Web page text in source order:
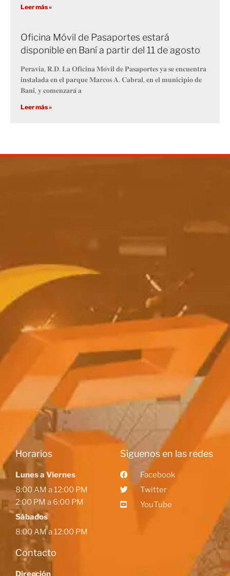
Leer más »
Oficina Móvil de Pasaportes estará
disponible en Baní a partir del 11 de agosto
𝐏𝐞𝐫𝐚𝐯𝐢𝐚, 𝐑.𝐃. 𝐋𝐚 𝐎𝐟𝐢𝐜𝐢𝐧𝐚 𝐌𝐨́𝐯𝐢𝐥 𝐝𝐞 𝐏𝐚𝐬𝐚𝐩𝐨𝐫𝐭𝐞𝐬 𝐲𝐚 𝐬𝐞 𝐞𝐧𝐜𝐮𝐞𝐧𝐭𝐫𝐚
𝐢𝐧𝐬𝐭𝐚𝐥𝐚𝐝𝐚 𝐞𝐧 𝐞𝐥 𝐩𝐚𝐫𝐪𝐮𝐞 𝐌𝐚𝐫𝐜𝐨𝐬 𝐀. 𝐂𝐚𝐛𝐫𝐚𝐥, 𝐞𝐧 𝐞𝐥 𝐦𝐮𝐧𝐢𝐜𝐢𝐩𝐢𝐨 𝐝𝐞
𝐁𝐚𝐧𝐢́, 𝐲 𝐜𝐨𝐦𝐞𝐧𝐳𝐚𝐫𝐚́ 𝐚
Leer más »
Horarios
Lunes a Viernes
8:00 AM a 12:00 PM
2:00 PM a 6:00 PM
Sábados
8:00 AM a 12:00 PM
Contacto
Dirección
Siguenos en las redes
Facebook
Twitter
YouTube